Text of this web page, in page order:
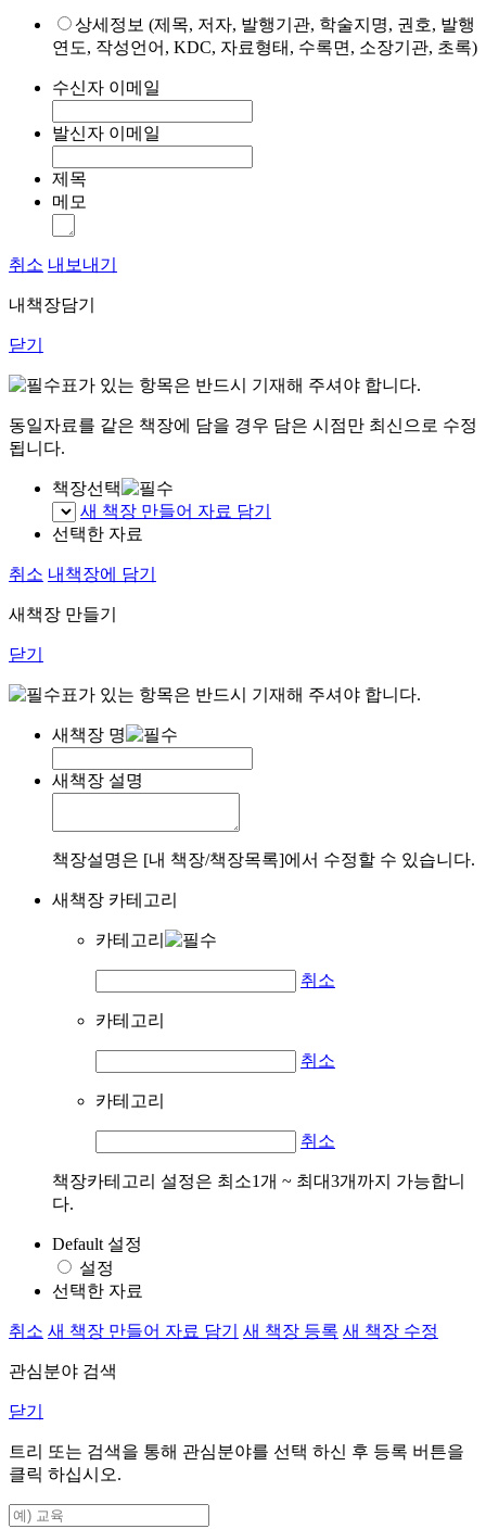
상세정보 (제목, 저자, 발행기관, 학술지명, 권호, 발행
연도, 작성언어, KDC, 자료형태, 수록면, 소장기관, 초록)
수신자 이메일
발신자 이메일
제목
메모
취소 내보내기
내책장담기
닫기
표가 있는 항목은 반드시 기재해 주셔야 합니다.
동일자료를 같은 책장에 담을 경우 담은 시점만 최신으로 수정
됩니다.
책장선택
새 책장 만들어 자료 담기
선택한 자료
취소 내책장에 담기
새책장 만들기
닫기
표가 있는 항목은 반드시 기재해 주셔야 합니다.
새책장 명
새책장 설명
책장설명은 [내 책장/책장목록]에서 수정할 수 있습니다.
새책장 카테고리
카테고리
취소
카테고리
취소
카테고리
취소
책장카테고리 설정은 최소1개 ~ 최대3개까지 가능합니
다.
Default 설정
설정
선택한 자료
취소 새 책장 만들어 자료 담기 새 책장 등록 새 책장 수정
관심분야 검색
닫기
트리 또는 검색을 통해 관심분야를 선택 하신 후 등록 버튼을
클릭 하십시오.